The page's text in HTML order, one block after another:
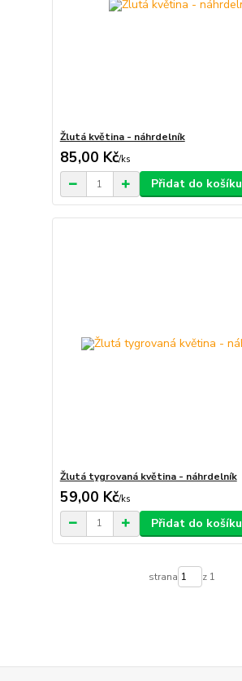
Žlutá květina - náhrdelník
85,00 Kč/ks
Přidat do košíku
Žlutá tygrovaná květina - náhrdelník
59,00 Kč/ks
Přidat do košíku
strana z 1